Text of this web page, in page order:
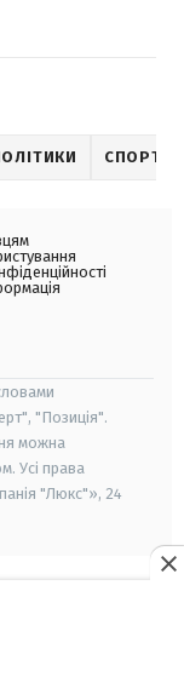
СПОРТ
"Позиція".
можна
Усі права
"Люкс"», 24